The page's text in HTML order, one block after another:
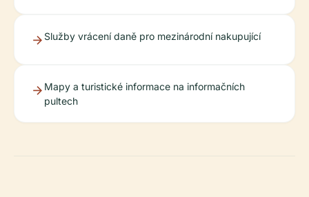
Služby vrácení daně pro mezinárodní nakupující
Mapy a turistické informace na informačních
pultech